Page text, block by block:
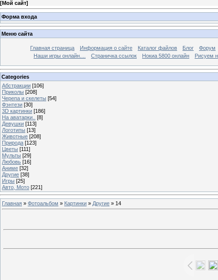
[Мой сайт]
Форма входа
Меню сайта
Главная страница Информация о сайте Каталог файлов Блог
Форум
Наши игры онлайн....
Страничка ссылок Нокиа 5800 онлайн Рисуем
Categories
Абстракции [106]
Приколы [208]
Черепа и скелеты [54]
Фэнтези [30]
3D картинки [186]
На аватарки..
[8]
Девушки [113]
Логотипы [13]
Животные [208]
Природа [123]
Цветы [111]
Мульты [29]
Любовь [16]
Аниме [32]
Другие [38]
Игры [25]
Авто, Мото [221]
Главная » Фотоальбом » Картинки » Другие » 14